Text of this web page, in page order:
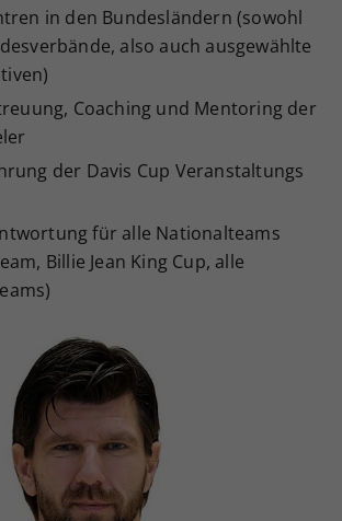
in den Bundesländern (sowohl
also auch ausgewählte
Coaching und Mentoring der
der Davis Cup Veranstaltungs
für alle Nationalteams
Billie Jean King Cup, alle